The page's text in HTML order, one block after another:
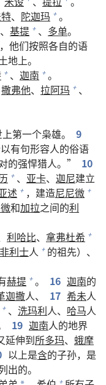
、 陀迦玛 + 。
、 基提 + 、 多单。
他们按照各自的语
上。
+ 、 迦南 + 。
撒弗他、 拉阿玛 + 、
第一个枭雄。
9
有句形容人的俗语
的强悍猎人。”
10
+ 、 亚卡、 迦尼建立
述 + ，建造尼尼微 +
和加拉之间的利
利哈比、 拿弗杜希 +
非利士人 + 的祖先）、
赫提 + 。 16 迦南的
迦撒人、 17 希未人
+ 、 洗玛利人、 哈马人
19 迦南人的地界
延伸到所多玛、 蛾摩
以上是含的子孙，是
的。
+